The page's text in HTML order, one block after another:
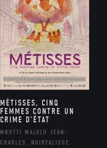
MÉTISSES, CINQ
FEMMES CONTRE UN
CRIME D’ÉTAT
MBOTTI MALOLO JEAN-
CHARLES, NOIRFALISSE